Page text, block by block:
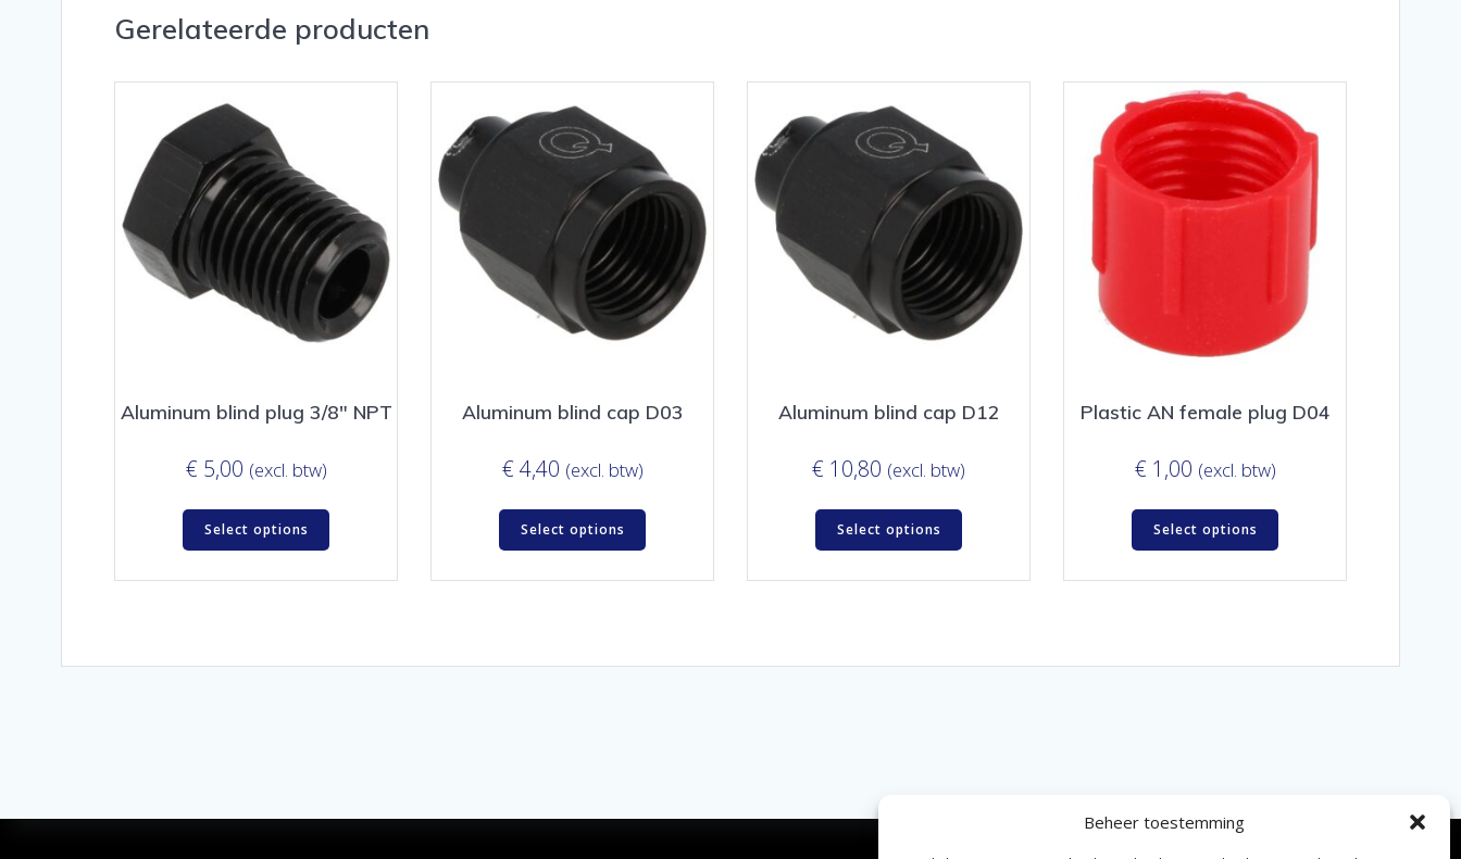
Beheer toestemming
Gerelateerde producten
Aluminum blind plug 3/8″ NPT
€ 5,00 (excl. btw)
Select options
Aluminum blind cap D03
€ 4,40 (excl. btw)
Select options
Aluminum blind cap D12
€ 10,80 (excl. btw)
Select options
Plastic AN female plug D04
€ 1,00 (excl. btw)
Select options